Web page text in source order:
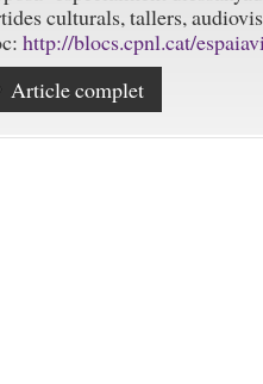
culturals, tallers,
http://blocs.cpnl.cat/
Article complet